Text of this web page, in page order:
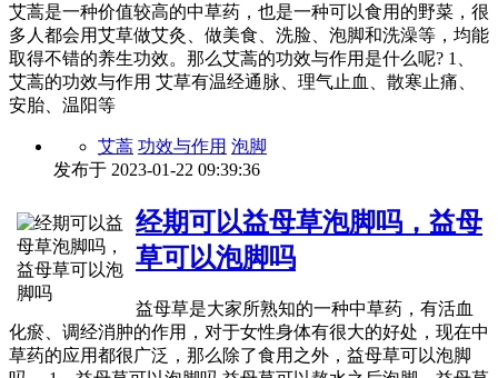
艾蒿是一种价值较高的中草药，也是一种可以食用的野菜，很
多人都会用艾草做艾灸、做美食、洗脸、泡脚和洗澡等，均能
取得不错的养生功效。那么艾蒿的功效与作用是什么呢? 1、
艾蒿的功效与作用 艾草有温经通脉、理气止血、散寒止痛、
安胎、温阳等
艾蒿 功效与作用 泡脚
发布于 2023-01-22 09:39:36
经期可以益母草泡脚吗，益母
草可以泡脚吗
益母草是大家所熟知的一种中草药，有活血
化瘀、调经消肿的作用，对于女性身体有很大的好处，现在中
草药的应用都很广泛，那么除了食用之外，益母草可以泡脚